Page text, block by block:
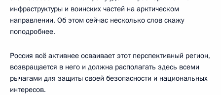
инфраструктуры и воинских частей на арктическом
направлении. Об этом сейчас несколько слов скажу
поподробнее.
Россия всё активнее осваивает этот перспективный регион,
возвращается в него и должна располагать здесь всеми
рычагами для защиты своей безопасности и национальных
интересов.